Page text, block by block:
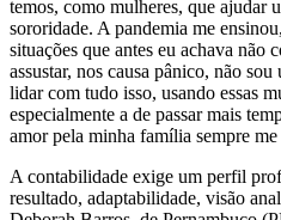
temos, como mulheres, que ajudar
sororidade. A pandemia me
situações que antes eu achava não
assustar, nos causa pânico, não
lidar com tudo isso, usando essas
especialmente a de passar mais
amor pela minha família sempre
A contabilidade exige um perfil
resultado, adaptabilidade, visão